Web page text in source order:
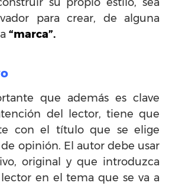
para crear, de alguna
“marca”.
que además es clave
del lector, tiene que
con el título que se elige
opinión. El autor debe usar
original y que introduzca
en el tema que se va a